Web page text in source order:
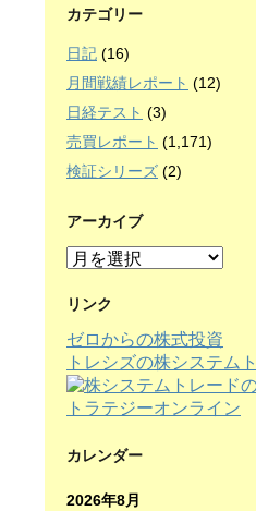
カテゴリー
日記 (16)
月間戦績レポート (12)
日経テスト (3)
売買レポート (1,171)
検証シリーズ (2)
アーカイブ
ア
カ
ブ
リンク
ゼロからの株式投資
トレシズの株システム
カレンダー
2026年8月